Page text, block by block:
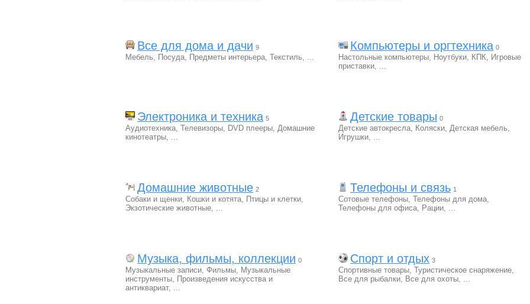
Все для дома и дачи 9
Мебель, Посуда, Предметы интерьера, Текстиль, ...
Компьютеры и оргтехника 0
Настольные компьютеры, Ноутбуки, КПК, Игровые
приставки, ...
Электроника и техника 5
Аудиотехника, Телевизоры, DVD плееры, Домашние
кинотеатры, ...
Детские товары 0
Детские автокресла, Коляски, Детская мебель,
Игрушки, ...
Домашние животные 2
Собаки и щенки, Кошки и котята, Птицы и клетки,
Экзотические животные, ...
Телефоны и связь 1
Сотовые телефоны, Телефоны для дома,
Телефоны для офиса, Рации, ...
Музыка, фильмы, коллекции 0
Музыкальные записи, Фильмы, Музыкальные
инструменты, Произведения искусства и
антиквариат, ...
Спорт и отдых 3
Спортивные товары, Туристическое снаряжение,
Все для рыбалки, Все для охоты, ...